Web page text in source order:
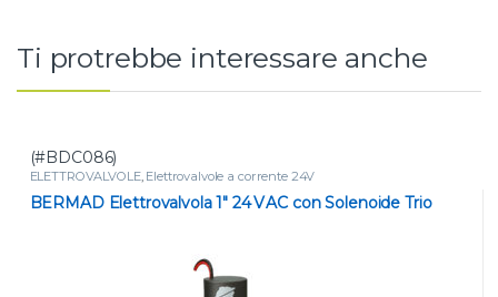
Ti protrebbe interessare anche
(#BDC086)
ELETTROVALVOLE, Elettrovalvole a corrente 24V
BERMAD Elettrovalvola 1″ 24 V AC con Solenoide Trio